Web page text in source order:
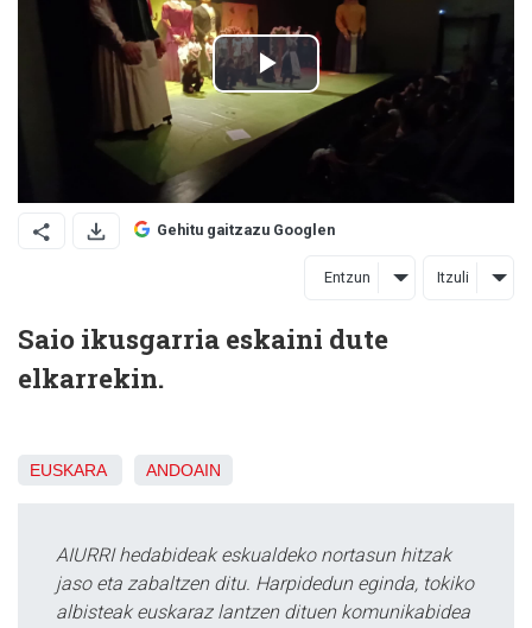
Gehitu gaitzazu Googlen
Entzun Itzuli
Saio ikusgarria eskaini dute
elkarrekin.
EUSKARA ANDOAIN
AIURRI hedabideak eskualdeko nortasun hitzak
jaso eta zabaltzen ditu. Harpidedun eginda, tokiko
albisteak euskaraz lantzen dituen komunikabidea